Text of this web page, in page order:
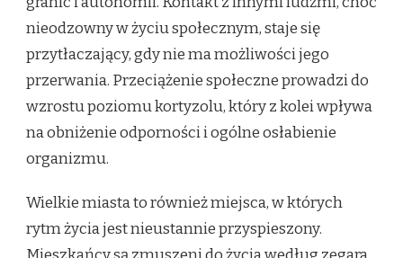
nieodzowny w życiu społecznym, staje się
przytłaczający, gdy nie ma możliwości jego
przerwania. Przeciążenie społeczne prowadzi do
wzrostu poziomu kortyzolu, który z kolei wpływa
na obniżenie odporności i ogólne osłabienie
organizmu.
Wielkie miasta to również miejsca, w których
rytm życia jest nieustannie przyspieszony.